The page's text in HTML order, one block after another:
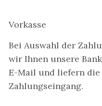
Vorkasse
Bei Auswahl der
wir Ihnen unsere
E-Mail und liefern die
Zahlungseingang.